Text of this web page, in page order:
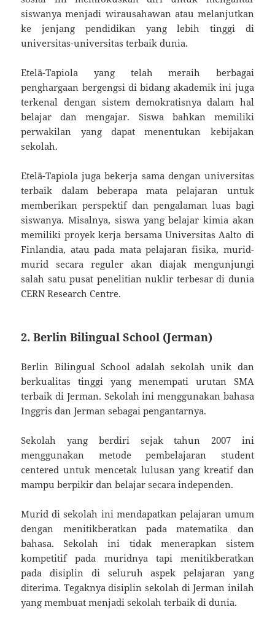
siswanya menjadi wirausahawan atau melanjutkan
ke jenjang pendidikan yang lebih tinggi di
universitas-universitas terbaik dunia.
Etelä-Tapiola yang telah meraih berbagai
penghargaan bergengsi di bidang akademik ini juga
terkenal dengan sistem demokratisnya dalam hal
belajar dan mengajar. Siswa bahkan memiliki
perwakilan yang dapat menentukan kebijakan
sekolah.
Etelä-Tapiola juga bekerja sama dengan universitas
terbaik dalam beberapa mata pelajaran untuk
memberikan perspektif dan pengalaman luas bagi
siswanya. Misalnya, siswa yang belajar kimia akan
memiliki proyek kerja bersama Universitas Aalto di
Finlandia, atau pada mata pelajaran fisika, murid-
murid secara reguler akan diajak mengunjungi
salah satu pusat penelitian nuklir terbesar di dunia
CERN Research Centre.
2. Berlin Bilingual School (Jerman)
Berlin Bilingual School adalah sekolah unik dan
berkualitas tinggi yang menempati urutan SMA
terbaik di Jerman. Sekolah ini menggunakan bahasa
Inggris dan Jerman sebagai pengantarnya.
Sekolah yang berdiri sejak tahun 2007 ini
menggunakan metode pembelajaran student
centered untuk mencetak lulusan yang kreatif dan
mampu berpikir dan belajar secara independen.
Murid di sekolah ini mendapatkan pelajaran umum
dengan menitikberatkan pada matematika dan
bahasa. Sekolah ini tidak menerapkan sistem
kompetitif pada muridnya tapi menitikberatkan
pada disiplin di seluruh aspek pelajaran yang
diterima. Tegaknya disiplin sekolah di Jerman inilah
yang membuat menjadi sekolah terbaik di dunia.